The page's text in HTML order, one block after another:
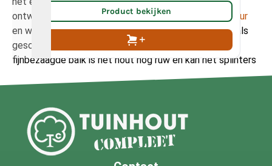
ontweringswater, dit maakt u met behulp van
Oxaalzuur
en water. De eiken balken worden zowel fijnbezaagd als
geschaafd aangeboden. Wanneer u kiest voor de
fijnbezaagde balk is het hout nog ruw en kan het splinters
bevatten. Kiest u voor de geschaafde balk? Het hout is
dan gladgeschaafd en op deze manier vrijgemaakt van
geschaafde balk uit op 90 x 190 mm.
Overspanning:
de maximale overspanning van deze balk
is 4 meter. Welke maat balk u nodig heeft voor uw
Product bekijken